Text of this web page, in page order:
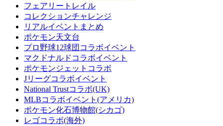
フェアリートレイル
コレクションチャレンジ
リアルイベントまとめ
ポケモン天文台
プロ野球12球団コラボイベント
マクドナルドコラボイベント
ポケモンジェットコラボ
Jリーグコラボイベント
National Trustコラボ(UK)
MLBコラボイベント(アメリカ)
ポケモン化石博物館(シカゴ)
レゴコラボ(海外)